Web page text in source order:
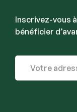
Inscrivez-vous
bénéficier